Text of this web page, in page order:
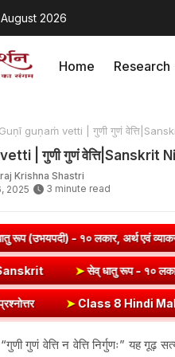
2026
Home Research
Guṇī guṇaṁ vetti | गुणी गुणं
| गुणी गुणं वेत्ति|Sanskrit
Krishna Shastri
2025
3 minute read
अर्थ एवं व्याकरण | Ni Dhatu
Dhatu Roop in Sanskrit
Hindi Malhar Chapter 1
गुणं वेत्ति न वेत्ति निर्गुणः” यह